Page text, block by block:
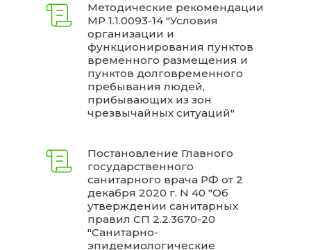
Методические рекомендации
МР 1.1.0093-14 "Условия
организации и
функционирования пунктов
временного размещения и
пунктов долговременного
пребывания людей,
прибывающих из зон
чрезвычайных ситуаций"
Постановление Главного
государственного
санитарного врача РФ от 2
декабря 2020 г. N 40 "Об
утверждении санитарных
правил СП 2.2.3670-20
"Санитарно-
эпидемиологические